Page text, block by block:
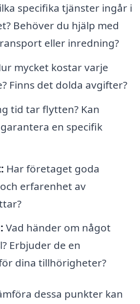
specifika tjänster ingår i
Behöver du hjälp med
eller inredning?
mycket kostar varje
Finns det dolda avgifter?
tid tar flytten? Kan
en specifik
Har företaget goda
erfarenhet av
Vad händer om något
Erbjuder de en
dina tillhörigheter?
dessa punkter kan